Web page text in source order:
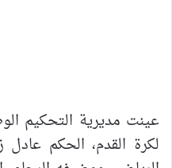
عينت مديرية التحكيم
لكرة القدم، الحكم عادل